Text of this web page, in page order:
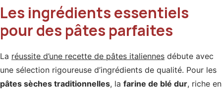
Les ingrédients essentiels
pour des pâtes parfaites
La réussite d’une recette de pâtes italiennes débute avec
une sélection rigoureuse d’ingrédients de qualité. Pour les
pâtes sèches traditionnelles, la farine de blé dur, riche en